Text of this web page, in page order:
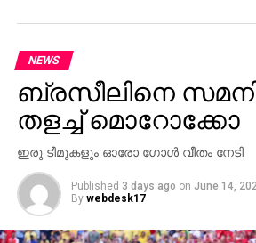
കഴിഞ്ഞ ഏപ്രിൽ മുതൽ ഇറാന്റെ
വ്യാപാരത്തിൽ നിന്നുള്ള
ലക്ഷ്യത്തോടെ മേഖലയിൽ
നാവിക ഉപരോധം
വിലക്കുകൾ ലംഘിച്ച് ഇറാന്റെ
സർവീസ് നടത്തുന്ന
നടപടികളുമായി മുന്നോട്ട്
വാഷിംഗ്ടണിന്റെ തീരുമാനം.
NEWS
ബ്രസീലിനെ
തളച്ച് മൊറോക്കോ
ഇരു ടീമുകളും ഓരോ ഗോള്‍ വീതം നേടി
Published 3 days ago on June 14,
By webdesk17